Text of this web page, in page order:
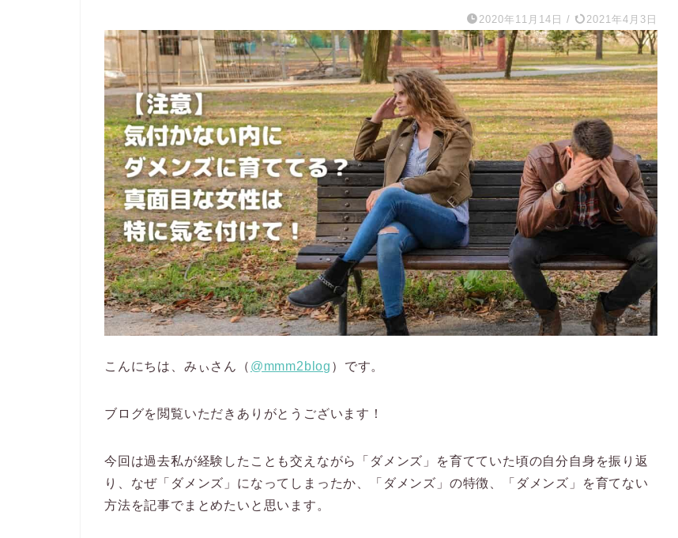
2020年11月14日 / 2021年4月3日
こんにちは、みぃさん（ @mmm2blog ）です。
ブログを閲覧いただきありがとうございます！
今回は過去私が経験したことも交えながら「ダメンズ」を育てていた頃の自分自身を振り返
り、なぜ「ダメンズ」になってしまったか、「ダメンズ」の特徴、「ダメンズ」を育てない
方法を記事でまとめたいと思います。